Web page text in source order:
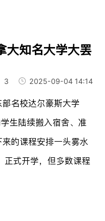
大知名大学大罢
3 2025-09-04 14:14
名校达尔豪斯大学
生陆续搬入宿舍、准
的课程安排一头雾水
式开学，但多数课程